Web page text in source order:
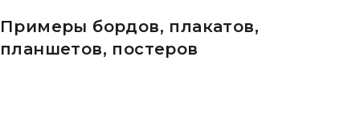
Примеры бордов, плакатов,
планшетов, постеров